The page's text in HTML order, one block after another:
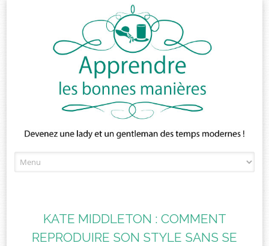
to
KATE MIDDLETON : COMMENT
REPRODUIRE SON STYLE SANS SE